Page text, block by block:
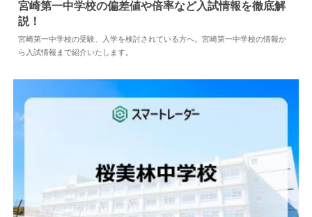
中学情報 2024.04.02
宮崎第一中学校の偏差値や倍率など入試情報を徹底解
説！
宮崎第一中学校の受験、入学を検討されている方へ。宮崎第一中学校の情報か
ら入試情報まで紹介いたします。